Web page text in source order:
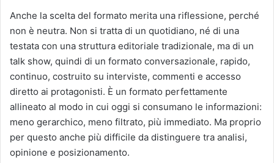
Anche la scelta del formato merita una riflessione, perché
non è neutra. Non si tratta di un quotidiano, né di una
testata con una struttura editoriale tradizionale, ma di un
talk show, quindi di un formato conversazionale, rapido,
continuo, costruito su interviste, commenti e accesso
diretto ai protagonisti. È un formato perfettamente
allineato al modo in cui oggi si consumano le informazioni:
meno gerarchico, meno filtrato, più immediato. Ma proprio
per questo anche più difficile da distinguere tra analisi,
opinione e posizionamento.